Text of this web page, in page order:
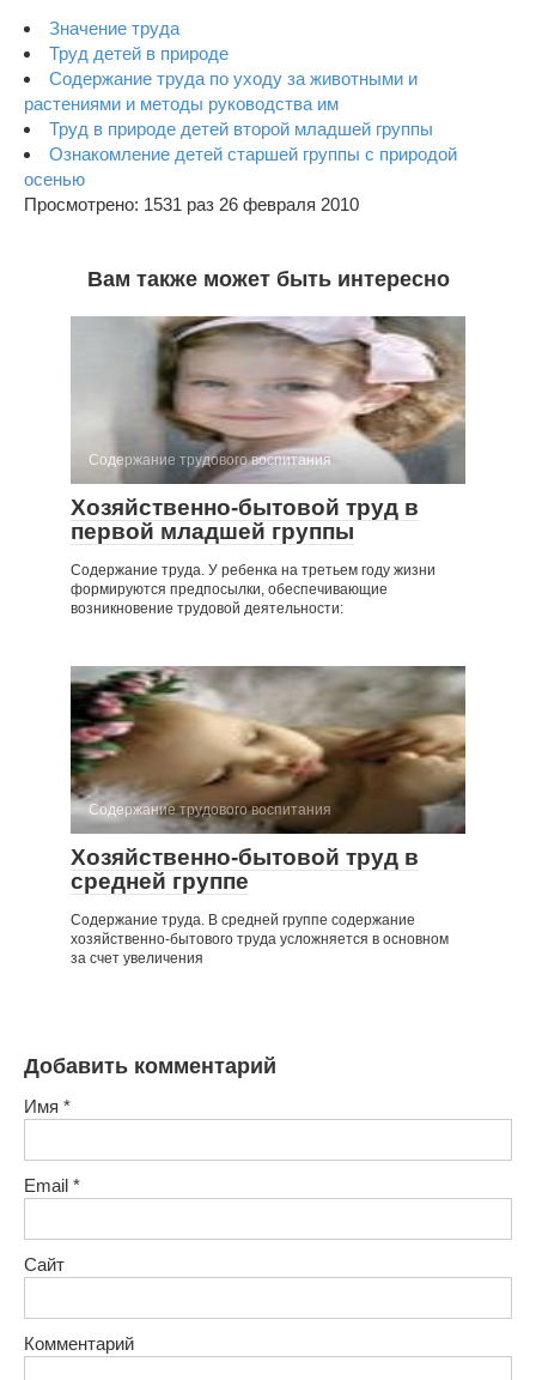
Значение труда
Труд детей в природе
Содержание труда по уходу за животными и
растениями и методы руководства им
Труд в природе детей второй младшей группы
Ознакомление детей старшей группы с природой
осенью
Просмотрено: 1531 раз 26 февраля 2010
Вам также может быть интересно
Содержание трудового воспитания
Хозяйственно-бытовой труд в
первой младшей группы
Содержание труда. У ребенка на третьем году жизни
формируются предпосылки, обеспечивающие
возникновение трудовой деятельности:
Содержание трудового воспитания
Хозяйственно-бытовой труд в
средней группе
Содержание труда. В средней группе содержание
хозяйственно-бытового труда усложняется в основном
за счет увеличения
Добавить комментарий
Имя *
Email *
Сайт
Комментарий